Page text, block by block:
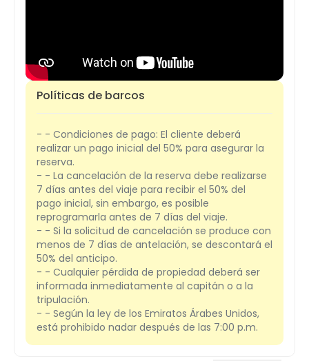
Políticas de barcos
- - Condiciones de pago: El cliente deberá
realizar un pago inicial del 50% para asegurar la
reserva.
- - La cancelación de la reserva debe realizarse
7 días antes del viaje para recibir el 50% del
pago inicial, sin embargo, es posible
reprogramarla antes de 7 días del viaje.
- - Si la solicitud de cancelación se produce con
menos de 7 días de antelación, se descontará el
50% del anticipo.
- - Cualquier pérdida de propiedad deberá ser
informada inmediatamente al capitán o a la
tripulación.
- - Según la ley de los Emiratos Árabes Unidos,
está prohibido nadar después de las 7:00 p.m.